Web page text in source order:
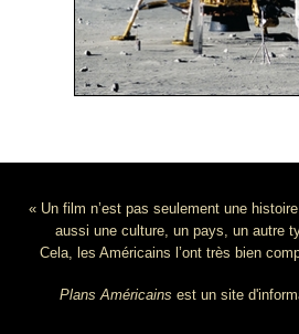
« Un film n’est pas seulement une
aussi une culture, un pays, un autre
Cela, les Américains l’ont très bien
Plans Américains est un site